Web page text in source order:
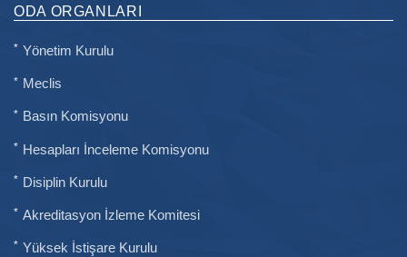
ODA ORGANLARI
Yönetim Kurulu
Meclis
Basın Komisyonu
Hesapları İnceleme Komisyonu
Disiplin Kurulu
Akreditasyon İzleme Komitesi
Yüksek İstişare Kurulu